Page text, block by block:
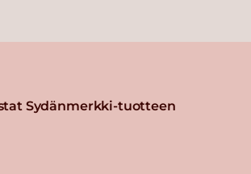
Sydänmerkki-tuotteen